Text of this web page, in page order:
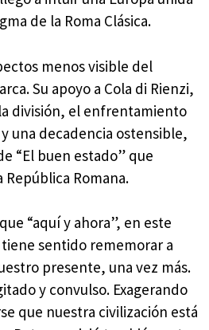
de la Roma Clásica.
menos visible del
Su apoyo a Cola di Rienzi,
división, el enfrentamiento
una decadencia ostensible,
“El buen estado” que
Romana.
“aquí y ahora”, en este
sentido rememorar a
presente, una vez más.
y convulso. Exagerando
que nuestra civilización está